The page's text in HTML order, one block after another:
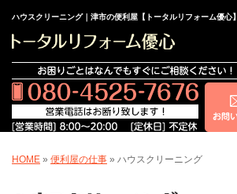
ハウスクリーニング｜津市の便利屋【トータルリフォーム優心】
HOME » 便利屋の仕事 » ハウスクリーニング